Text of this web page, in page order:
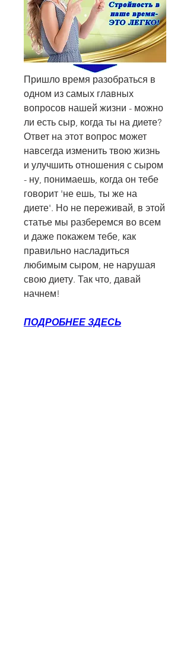
Пришло время разобраться в
одном из самых главных
вопросов нашей жизни - можно
ли есть сыр, когда ты на диете?
Ответ на этот вопрос может
навсегда изменить твою жизнь
и улучшить отношения с сыром
- ну, понимаешь, когда он тебе
говорит 'не ешь, ты же на
диете'. Но не переживай, в этой
статье мы разберемся во всем
и даже покажем тебе, как
правильно насладиться
любимым сыром, не нарушая
свою диету. Так что, давай
начнем!
ПОДРОБНЕЕ ЗДЕСЬ